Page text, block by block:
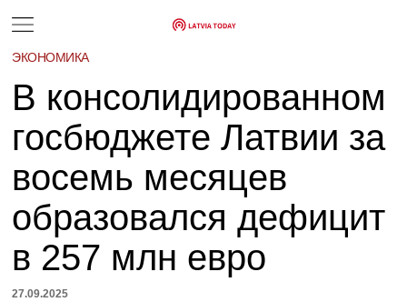
ЭКОНОМИКА
В консолидированном
госбюджете Латвии за
восемь месяцев
образовался дефицит
в 257 млн евро
27.09.2025